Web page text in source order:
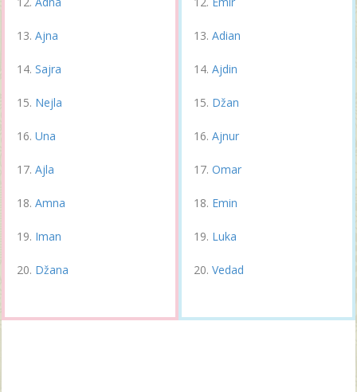
Ajna
Sajra
Nejla
Una
Ajla
Amna
Iman
Džana
Adian
Ajdin
Džan
Ajnur
Omar
Emin
Luka
Vedad